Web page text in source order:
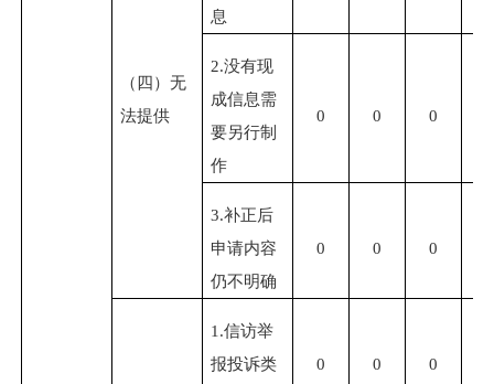
（四）无
法提供
息
2.没有现
成信息需
要另行制
作
0 0 0
3.补正后
申请内容
仍不明确
0 0 0
1.信访举
报投诉类
0 0 0